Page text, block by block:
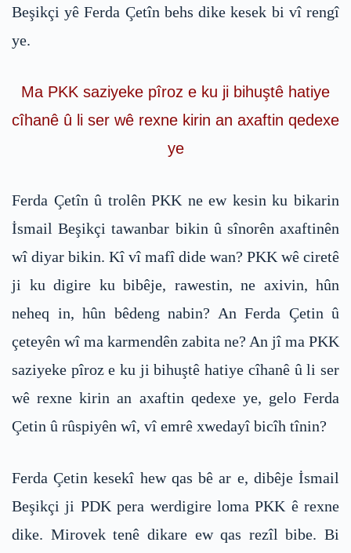
Beşikçi yê Ferda Çetîn behs dike kesek bi vî rengî
ye.
Ma PKK saziyeke pîroz e ku ji bihuştê hatiye
cîhanê û li ser wê rexne kirin an axaftin qedexe
ye
Ferda Çetîn û trolên PKK ne ew kesin ku bikarin
İsmail Beşikçi tawanbar bikin û sînorên axaftinên
wî diyar bikin. Kî vî mafî dide wan? PKK wê ciretê
ji ku digire ku bibêje, rawestin, ne axivin, hûn
neheq in, hûn bêdeng nabin? An Ferda Çetin û
çeteyên wî ma karmendên zabita ne? An jî ma PKK
saziyeke pîroz e ku ji bihuştê hatiye cîhanê û li ser
wê rexne kirin an axaftin qedexe ye, gelo Ferda
Çetin û rûspiyên wî, vî emrê xwedayî bicîh tînin?
Ferda Çetin kesekî hew qas bê ar e, dibêje İsmail
Beşikçi ji PDK pera werdigire loma PKK ê rexne
dike. Mirovek tenê dikare ew qas rezîl bibe. Bi